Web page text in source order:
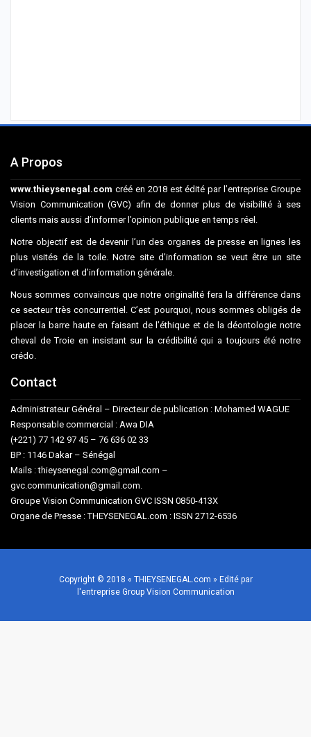
A Propos
www.thieysenegal.com créé en 2018 est édité par l’entreprise Groupe
Vision Communication (GVC) afin de donner plus de visibilité à ses
clients mais aussi d’informer l’opinion publique en temps réel.
Notre objectif est de devenir l’un des organes de presse en lignes les
plus visités de la toile. Notre site d’information se veut être un site
d’investigation et d’information générale.
Nous sommes convaincus que notre originalité fera la différence dans
ce secteur très concurrentiel. C’est pourquoi, nous sommes obligés de
placer la barre haute en faisant de l’éthique et de la déontologie notre
cheval de Troie en insistant sur la crédibilité qui a toujours été notre
crédo.
Contact
Administrateur Général – Directeur de publication : Mohamed WAGUE
Responsable commercial : Awa DIA
(+221) 77 142 97 45 – 76 636 02 33
BP : 1146 Dakar – Sénégal
Mails : thieysenegal.com@gmail.com –
gvc.communication@gmail.com.
Groupe Vision Communication GVC ISSN 0850-413X
Organe de Presse : THEYSENEGAL.com : ISSN 2712-6536
Copyright © 2018 « THIEYSENEGAL.com » Edité par
l'entreprise Group Vision Communication